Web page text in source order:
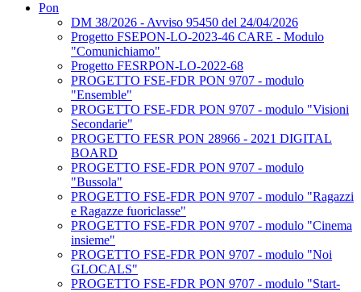
Pon
DM 38/2026 - Avviso 95450 del 24/04/2026
Progetto FSEPON-LO-2023-46 CARE - Modulo
"Comunichiamo"
Progetto FESRPON-LO-2022-68
PROGETTO FSE-FDR PON 9707 - modulo
"Ensemble"
PROGETTO FSE-FDR PON 9707 - modulo "Visioni
Secondarie"
PROGETTO FESR PON 28966 - 2021 DIGITAL
BOARD
PROGETTO FSE-FDR PON 9707 - modulo
"Bussola"
PROGETTO FSE-FDR PON 9707 - modulo "Ragazzi
e Ragazze fuoriclasse"
PROGETTO FSE-FDR PON 9707 - modulo "Cinema
insieme"
PROGETTO FSE-FDR PON 9707 - modulo "Noi
GLOCALS"
PROGETTO FSE-FDR PON 9707 - modulo "Start-